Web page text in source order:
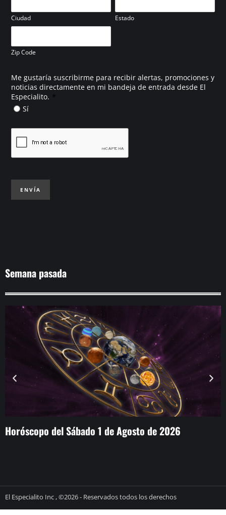
Ciudad Estado
Zip Code
Me gustaría suscribirme para recibir alertas, promociones y
noticias directamente en mi bandeja de entrada desde El
Especialito. *
Sí
ENVÍA
Semana pasada
Horóscopo del Sábado 1 de Agosto de 2026
El Especialito Inc , ©2026 - Reservados todos los derechos